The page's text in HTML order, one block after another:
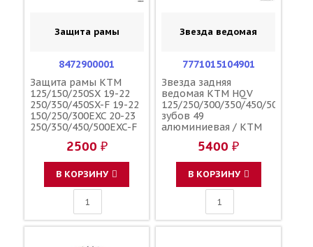
Защита рамы
8472900001
Защита рамы KTM
125/150/250SX 19-22
250/350/450SX-F 19-22
150/250/300EXC 20-23
250/350/450/500EXC-F
7910309400030
79103094100EB
7910309410030
2500 ₽
В КОРЗИНУ
Звезда ведомая
7771015104901
Звезда задняя
ведомая KTM HQV
125/250/300/350/450/500
зубов 49
алюминиевая / KTM
5400 ₽
В КОРЗИНУ